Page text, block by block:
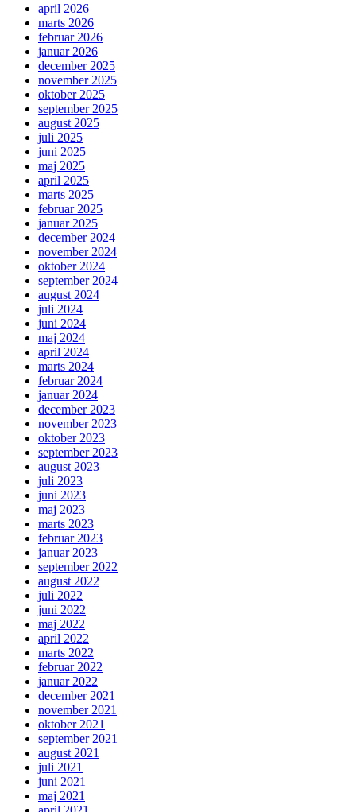
april 2026
marts 2026
februar 2026
januar 2026
december 2025
november 2025
oktober 2025
september 2025
august 2025
juli 2025
juni 2025
maj 2025
april 2025
marts 2025
februar 2025
januar 2025
december 2024
november 2024
oktober 2024
september 2024
august 2024
juli 2024
juni 2024
maj 2024
april 2024
marts 2024
februar 2024
januar 2024
december 2023
november 2023
oktober 2023
september 2023
august 2023
juli 2023
juni 2023
maj 2023
marts 2023
februar 2023
januar 2023
september 2022
august 2022
juli 2022
juni 2022
maj 2022
april 2022
marts 2022
februar 2022
januar 2022
december 2021
november 2021
oktober 2021
september 2021
august 2021
juli 2021
juni 2021
maj 2021